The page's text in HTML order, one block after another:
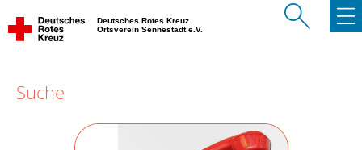
Deutsches Rotes Kreuz
Ortsverein Sennestadt e.V.
Suche